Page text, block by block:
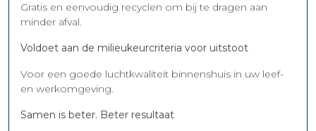
Gratis en eenvoudig recyclen om bij te dragen aan
minder afval.
Voldoet aan de milieukeurcriteria voor uitstoot
Voor een goede luchtkwaliteit binnenshuis in uw leef-
en werkomgeving.
Samen is beter. Beter resultaat